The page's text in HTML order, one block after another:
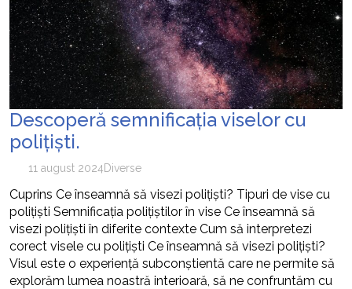
Descoperă semnificația viselor cu
polițiști.
11 august 2024Diverse
Cuprins Ce înseamnă să visezi polițiști? Tipuri de vise cu
polițiști Semnificația polițiștilor în vise Ce înseamnă să
visezi polițiști în diferite contexte Cum să interpretezi
corect visele cu polițiști Ce înseamnă să visezi polițiști?
Visul este o experiență subconștientă care ne permite să
explorăm lumea noastră interioară, să ne confruntăm cu